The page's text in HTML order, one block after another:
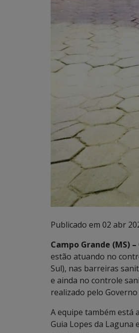
Publicado em 02 abr
Campo Grande (MS) –
estão atuando no
Sul), nas barreiras
e ainda no controle
realizado pelo
A equipe também está
Guia Lopes da Laguna